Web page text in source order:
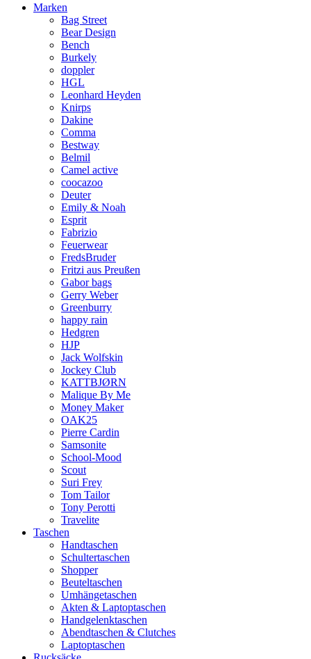
Marken
Bag Street
Bear Design
Bench
Burkely
doppler
HGL
Leonhard Heyden
Knirps
Dakine
Comma
Bestway
Belmil
Camel active
coocazoo
Deuter
Emily & Noah
Esprit
Fabrizio
Feuerwear
FredsBruder
Fritzi aus Preußen
Gabor bags
Gerry Weber
Greenburry
happy rain
Hedgren
HJP
Jack Wolfskin
Jockey Club
KATTBJØRN
Malique By Me
Money Maker
OAK25
Pierre Cardin
Samsonite
School-Mood
Scout
Suri Frey
Tom Tailor
Tony Perotti
Travelite
Taschen
Handtaschen
Schultertaschen
Shopper
Beuteltaschen
Umhängetaschen
Akten & Laptoptaschen
Handgelenktaschen
Abendtaschen & Clutches
Laptoptaschen